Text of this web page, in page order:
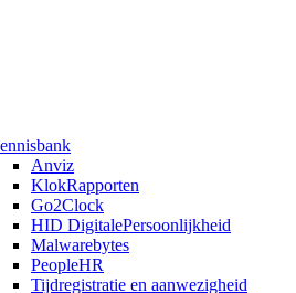
Anviz
KlokRapporten
Go2Clock
HID DigitalePersoonlijkheid
Malwarebytes
PeopleHR
Tijdregistratie en aanwezigheid